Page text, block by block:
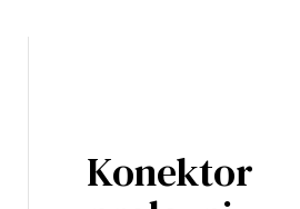
Konektor